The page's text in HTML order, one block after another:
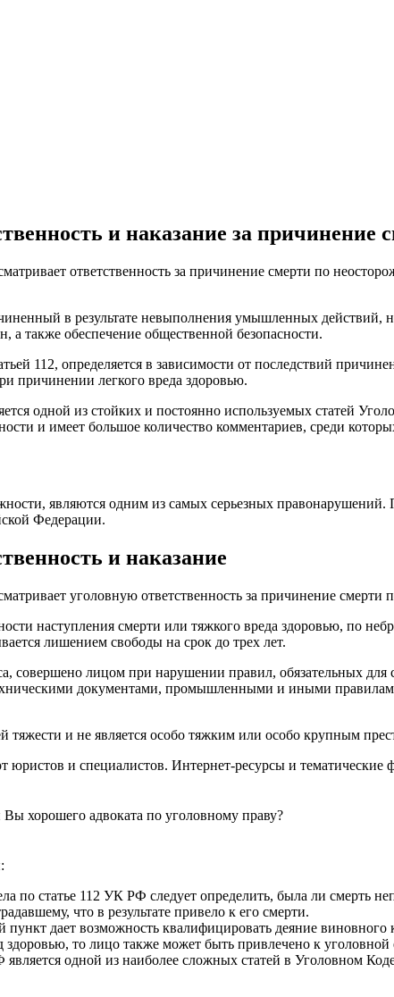
и наказание за причинение
ответственность за причинение смерти по
в результате невыполнения умышленных действий,
а также обеспечение общественной безопасности.
112, определяется в зависимости от последствий
причинении легкого вреда здоровью.
одной из стойких и постоянно используемых статей
и имеет большое количество комментариев, среди
являются одним из самых серьезных
Федерации.
и наказание
уголовную ответственность за причинение смерти
наступления смерти или тяжкого вреда здоровью, по
лишением свободы на срок до трех лет.
совершено лицом при нарушении правил, обязательных
документами, промышленными и иными
тяжести и не является особо тяжким или особо крупным
и специалистов. Интернет-ресурсы и
Вы хорошего адвоката по уголовному праву?
по статье 112 УК РФ следует определить, была ли смерть
что в результате привело к его смерти.
дает возможность квалифицировать деяние виновного
то лицо также может быть привлечено к уголовной
одной из наиболее сложных статей в Уголовном